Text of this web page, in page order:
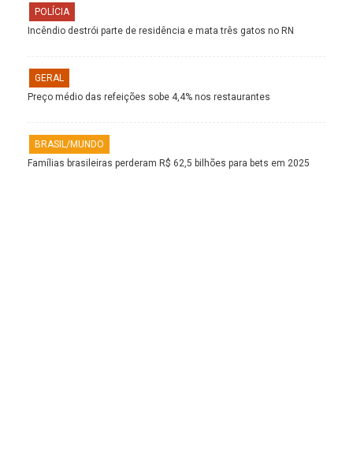
POLÍCIA
Incêndio destrói parte de residência e mata três gatos no RN
GERAL
Preço médio das refeições sobe 4,4% nos restaurantes
BRASIL/MUNDO
Famílias brasileiras perderam R$ 62,5 bilhões para bets em 2025